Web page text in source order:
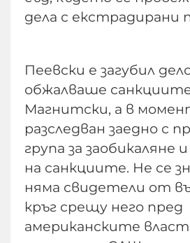
дела с екстрадирани
Пеевски е загубил
обжалваше
Магнитски, а в
разследван заедно с
група за заобикаляне
на санкциите. Не се
няма свидетели от
кръг срещу него пред
американските